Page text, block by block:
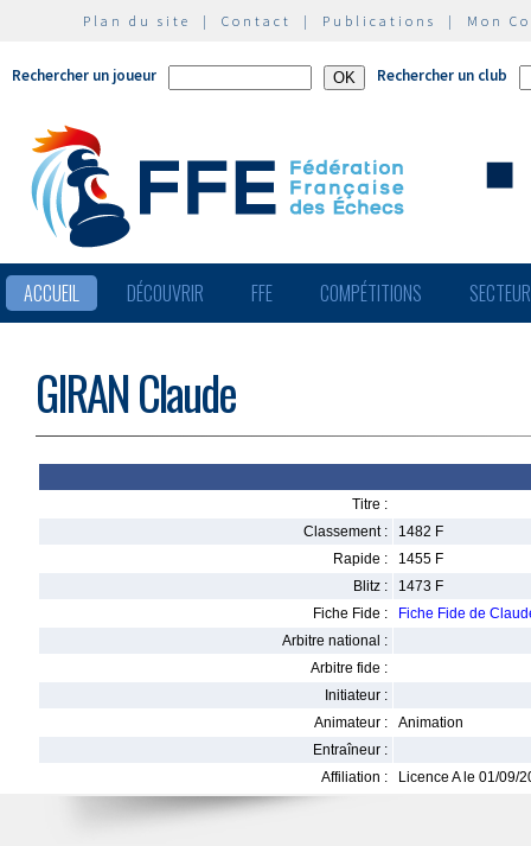
Plan du site | Contact | Publications | Mon
Rechercher un joueur Rechercher un club
ACCUEIL DÉCOUVRIR FFE COMPÉTITIONS
GIRAN Claude
Titre :
Classement :
1482 F
Rapide :
1455 F
Blitz :
1473 F
Fiche Fide :
Fiche Fide de
Arbitre national :
Arbitre fide :
Initiateur :
Animateur :
Animation
Entraîneur :
Affiliation :
Licence A le 01/09/